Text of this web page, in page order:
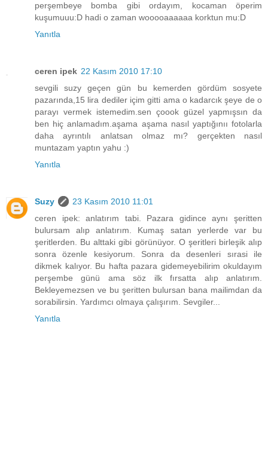
perşembeye bomba gibi ordayım, kocaman öperim
kuşumuuu:D hadi o zaman wooooaaaaaa korktun mu:D
Yanıtla
ceren ipek 22 Kasım 2010 17:10
sevgili suzy geçen gün bu kemerden gördüm sosyete
pazarında,15 lira dediler içim gitti ama o kadarcık şeye de o
parayı vermek istemedim.sen çoook güzel yapmışsın da
ben hiç anlamadım.aşama aşama nasıl yaptığınıı fotolarla
daha ayrıntılı anlatsan olmaz mı? gerçekten nasıl
muntazam yaptın yahu :)
Yanıtla
Suzy
23 Kasım 2010 11:01
ceren ipek: anlatırım tabi. Pazara gidince aynı şeritten
bulursam alıp anlatırım. Kumaş satan yerlerde var bu
şeritlerden. Bu alttaki gibi görünüyor. O şeritleri birleşik alıp
sonra özenle kesiyorum. Sonra da desenleri sırasi ile
dikmek kalıyor. Bu hafta pazara gidemeyebilirim okuldayım
perşembe günü ama söz ilk fırsatta alıp anlatırım.
Bekleyemezsen ve bu şeritten bulursan bana mailimdan da
sorabilirsin. Yardımcı olmaya çalışırım. Sevgiler...
Yanıtla